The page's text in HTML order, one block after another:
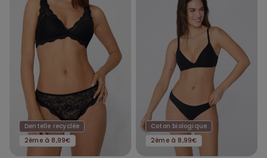
Dentelle recyclée
2ème à 8,99€
Coton biologique
2ème à 8,99€